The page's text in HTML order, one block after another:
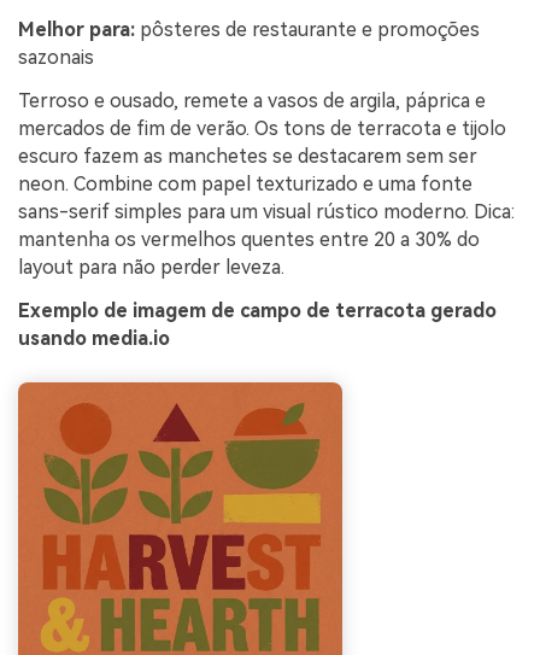
Melhor para: pôsteres de restaurante e promoções
sazonais
Terroso e ousado, remete a vasos de argila, páprica e
mercados de fim de verão. Os tons de terracota e tijolo
escuro fazem as manchetes se destacarem sem ser
neon. Combine com papel texturizado e uma fonte
sans-serif simples para um visual rústico moderno. Dica:
mantenha os vermelhos quentes entre 20 a 30% do
layout para não perder leveza.
Exemplo de imagem de campo de terracota gerado
usando media.io